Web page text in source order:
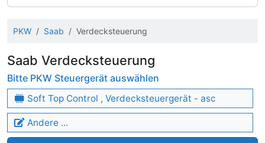
PKW Saab Verdecksteuerung
Saab Verdecksteuerung
Bitte PKW Steuergerät auswählen
Soft Top Control , Verdecksteuergerät - asc
Andere ...